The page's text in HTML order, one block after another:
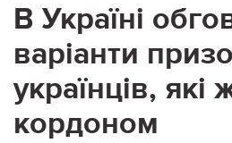
В Україні
варіанти
українців, які
кордоном